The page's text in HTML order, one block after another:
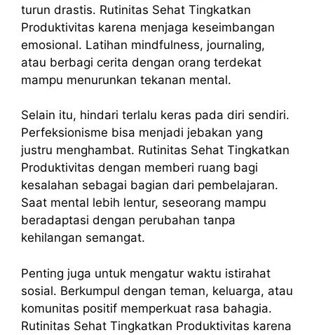
turun drastis. Rutinitas Sehat Tingkatkan
Produktivitas karena menjaga keseimbangan
emosional. Latihan mindfulness, journaling,
atau berbagi cerita dengan orang terdekat
mampu menurunkan tekanan mental.
Selain itu, hindari terlalu keras pada diri sendiri.
Perfeksionisme bisa menjadi jebakan yang
justru menghambat. Rutinitas Sehat Tingkatkan
Produktivitas dengan memberi ruang bagi
kesalahan sebagai bagian dari pembelajaran.
Saat mental lebih lentur, seseorang mampu
beradaptasi dengan perubahan tanpa
kehilangan semangat.
Penting juga untuk mengatur waktu istirahat
sosial. Berkumpul dengan teman, keluarga, atau
komunitas positif memperkuat rasa bahagia.
Rutinitas Sehat Tingkatkan Produktivitas karena